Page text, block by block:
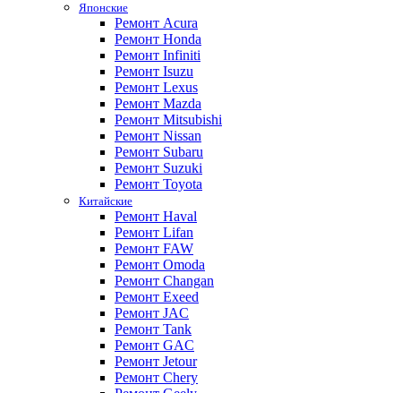
Японские
Ремонт Acura
Ремонт Honda
Ремонт Infiniti
Ремонт Isuzu
Ремонт Lexus
Ремонт Mazda
Ремонт Mitsubishi
Ремонт Nissan
Ремонт Subaru
Ремонт Suzuki
Ремонт Toyota
Китайские
Ремонт Haval
Ремонт Lifan
Ремонт FAW
Ремонт Omoda
Ремонт Changan
Ремонт Exeed
Ремонт JAC
Ремонт Tank
Ремонт GAC
Ремонт Jetour
Ремонт Chery